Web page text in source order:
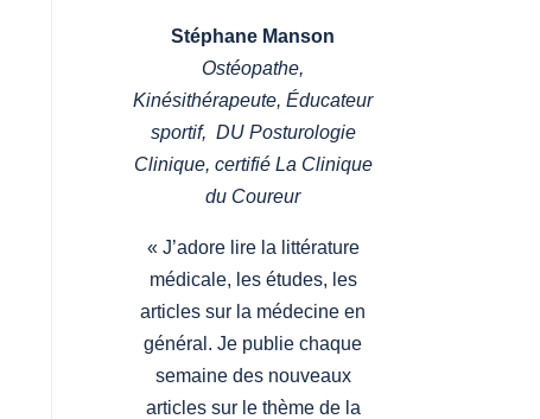
Stéphane Manson
Ostéopathe,
Kinésithérapeute, Éducateur
sportif, DU Posturologie
Clinique, certifié La Clinique
du Coureur
« J’adore lire la littérature
médicale, les études, les
articles sur la médecine en
général. Je publie chaque
semaine des nouveaux
articles sur le thème de la